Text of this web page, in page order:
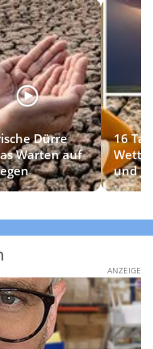
Dürre
Warten auf
16
und
ANZEIGE